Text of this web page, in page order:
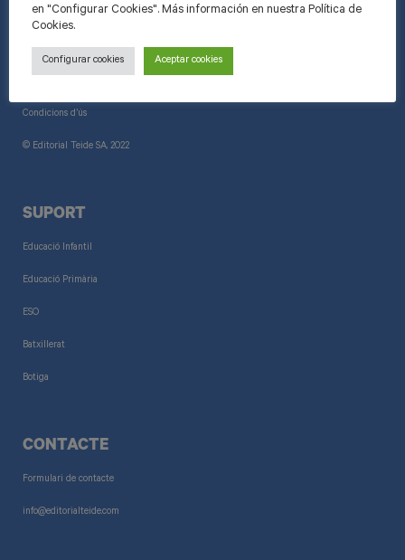
Trameses i devolucions
Política de privacitat
Condicions d’ús
© Editorial Teide SA, 2022
SUPORT
Educació Infantil
Educació Primària
ESO
Batxillerat
Botiga
CONTACTE
Formulari de contacte
info@editorialteide.com
en "Configurar Cookies". Más información en nuestra Política de
Cookies.
Configurar cookies Aceptar cookies